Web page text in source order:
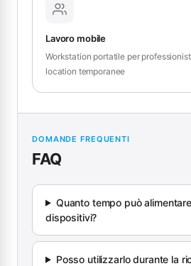
Lavoro mobile
Workstation portatile per
location temporanee
DOMANDE FREQUENTI
FAQ
Quanto tempo può
dispositivi?
Posso utilizzarlo durante la